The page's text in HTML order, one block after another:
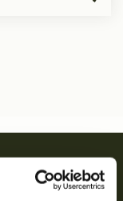
nieuws